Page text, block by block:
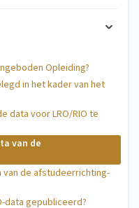
Opleiding?
in het kader van het
data voor LRO/RIO te
van de
van de afstudeerrichting-
data gepubliceerd?